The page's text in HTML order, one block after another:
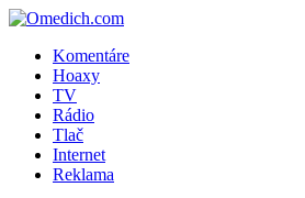
Komentáre
Hoaxy
TV
Rádio
Tlač
Internet
Reklama